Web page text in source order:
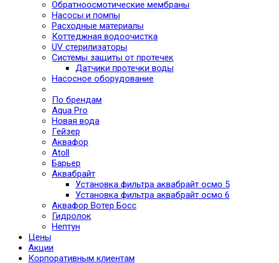
Обратноосмотические мембраны
Насосы и помпы
Расходные материалы
Коттеджная водоочистка
UV стерилизаторы
Системы защиты от протечек
Датчики протечки воды
Насосное оборудование
По брендам
Aqua Pro
Новая вода
Гейзер
Аквафор
Atoll
Барьер
Аквабрайт
Установка фильтра аквабрайт осмо 5
Установка фильтра аквабрайт осмо 6
Аквафор Вотер Босс
Гидролок
Нептун
Цены
Акции
Корпоративным клиентам